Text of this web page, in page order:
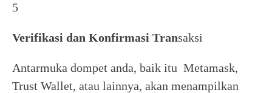
5
Verifikasi dan Konfirmasi Transaksi
Antarmuka dompet anda, baik itu Metamask,
Trust Wallet, atau lainnya, akan menampilkan